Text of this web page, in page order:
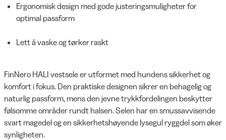
Ergonomisk design med gode justeringsmuligheter for
optimal passform
Lett å vaske og tørker raskt
FinNero HALI vestsele er utformet med hundens sikkerhet og
komfort i fokus. Den praktiske designen sikrer en behagelig og
naturlig passform, mens den jevne trykkfordelingen beskytter
følsomme områder rundt halsen. Selen har en smussavvisende
svart magedel og en sikkerhetshøyende lysegul ryggdel som øker
synligheten.